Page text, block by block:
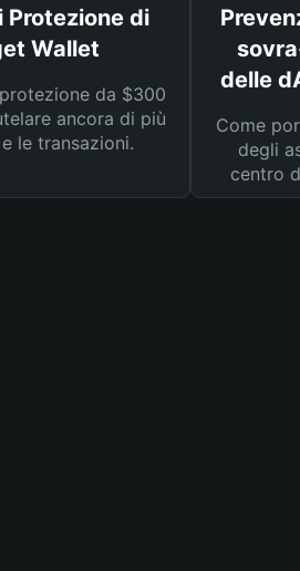
Protezione di
Wallet
da $300
ancora di più
le transazioni.
delle
Come
degli
centro